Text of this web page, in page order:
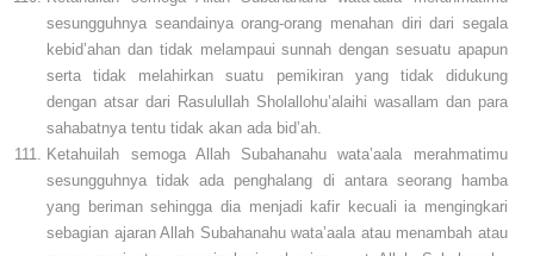
sesungguhnya seandainya orang-orang menahan diri dari segala
kebid’ahan dan tidak melampaui sunnah dengan sesuatu apapun
serta tidak melahirkan suatu pemikiran yang tidak didukung
dengan atsar dari Rasulullah Sholallohu’alaihi wasallam dan para
sahabatnya tentu tidak akan ada bid’ah.
Ketahuilah semoga Allah Subahanahu wata’aala merahmatimu
sesungguhnya tidak ada penghalang di antara seorang hamba
yang beriman sehingga dia menjadi kafir kecuali ia mengingkari
sebagian ajaran Allah Subahanahu wata’aala atau menambah atau